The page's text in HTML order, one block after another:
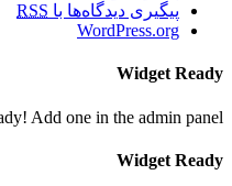
پیگیری دیدگاه‌ها با RSS
WordPress.org
Widget Ready
Add one in the admin panel.
Widget Ready